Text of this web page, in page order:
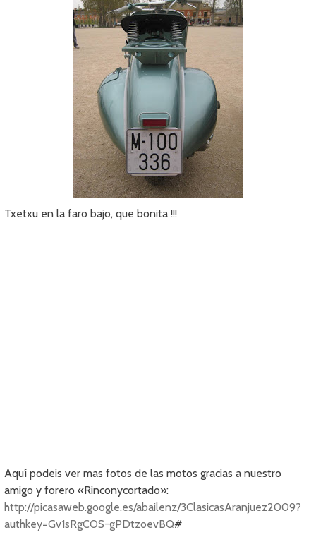
Txetxu en la faro bajo, que bonita !!!
Aquí podeis ver mas fotos de las motos gracias a nuestro
amigo y forero «Rinconycortado»:
http://picasaweb.google.es/abailenz/3ClasicasAranjuez2009?
authkey=Gv1sRgCOS-gPDtzoevBQ#